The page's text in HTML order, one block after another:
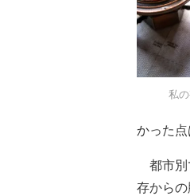
私
かった点
都市別
存から